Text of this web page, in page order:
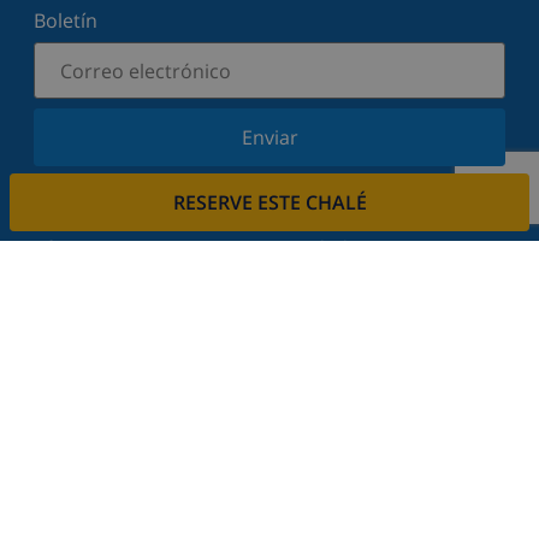
RESERVE ESTE CHALÉ
Boletín
Enviar
Suscríbase a nuestro boletín y manténgase
ofertas. Respetamos su privacidad.